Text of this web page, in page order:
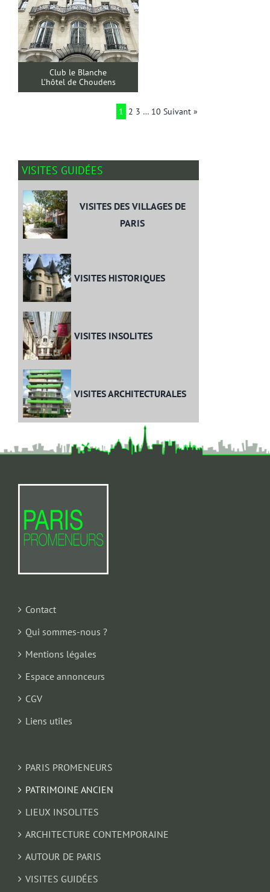
Club le Blanche
L’hôtel de Choudens
1 2 3 … 10 Suivant »
VISITES GUIDÉES
VISITES DES VILLAGES DE
PARIS
VISITES HISTORIQUES
VISITES INSOLITES
VISITES ARCHITECTURALES
Contact
Qui sommes-nous ?
Mentions légales
Espace annonceurs
CGV
Liens utiles
PARIS PROMENEURS
PATRIMOINE ANCIEN
LIEUX INSOLITES
ARCHITECTURE CONTEMPORAINE
AUTOUR DE PARIS
VISITES GUIDÉES